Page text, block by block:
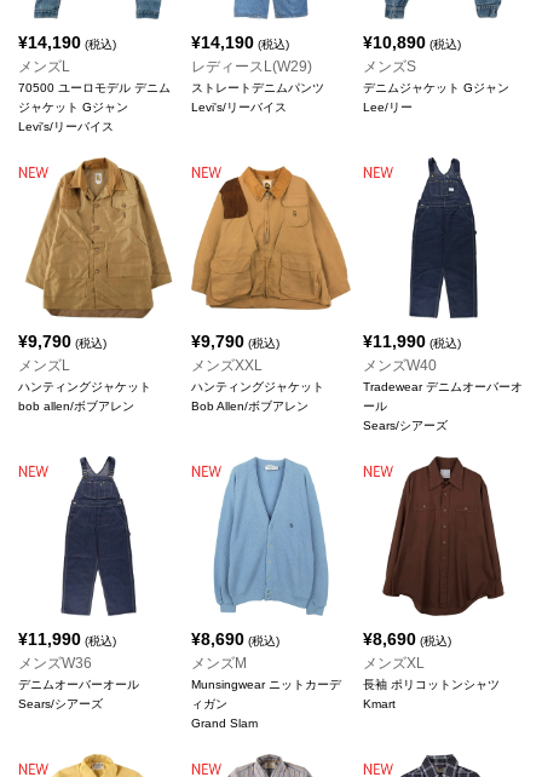
¥14,190 (税込)
メンズL
70500 ユーロモデル デニム
ジャケット Gジャン
Levi's/リーバイス
¥14,190(税込)
レディースL(W29)
ストレートデニムパンツ
Levi's/リーバイス
¥10,890 (税込)
メンズS
デニムジャケット Gジャン
Lee/リー
¥9,790 (税込)
メンズL
ハンティングジャケット
bob allen/ボブアレン
¥9,790(税込)
メンズXXL
ハンティングジャケット
Bob Allen/ボブアレン
¥11,990 (税込)
メンズW40
Tradewear デニムオーバーオ
ール
Sears/シアーズ
¥11,990 (税込)
メンズW36
デニムオーバーオール
Sears/シアーズ
¥8,690(税込)
メンズM
Munsingwear ニットカーデ
ィガン
Grand Slam
¥8,690 (税込)
メンズXL
長袖 ポリコットンシャツ
Kmart